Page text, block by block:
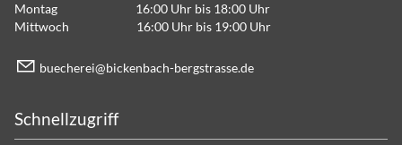
Montag 16:00 Uhr bis 18:00 Uhr
Mittwoch 16:00 Uhr bis 19:00 Uhr
b ch r b ck nb ch-b rgstr ss d
Schnellzugriff